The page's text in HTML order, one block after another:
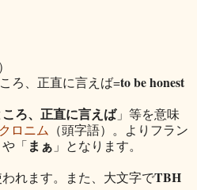
ろ、正直に言えば=to be honest
ろ、正直に言えば」等を意味
ロニム （頭字語）。よりフラン
や「まぁ 」となります。
れます。また、大文字でTBH